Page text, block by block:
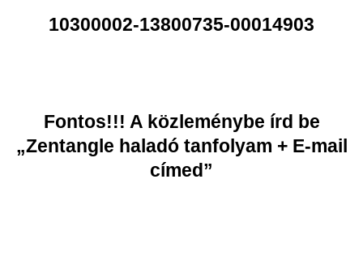
10300002-13800735-00014903
Fontos!!! A közleménybe írd be
„Zentangle haladó tanfolyam + E-mail
címed”